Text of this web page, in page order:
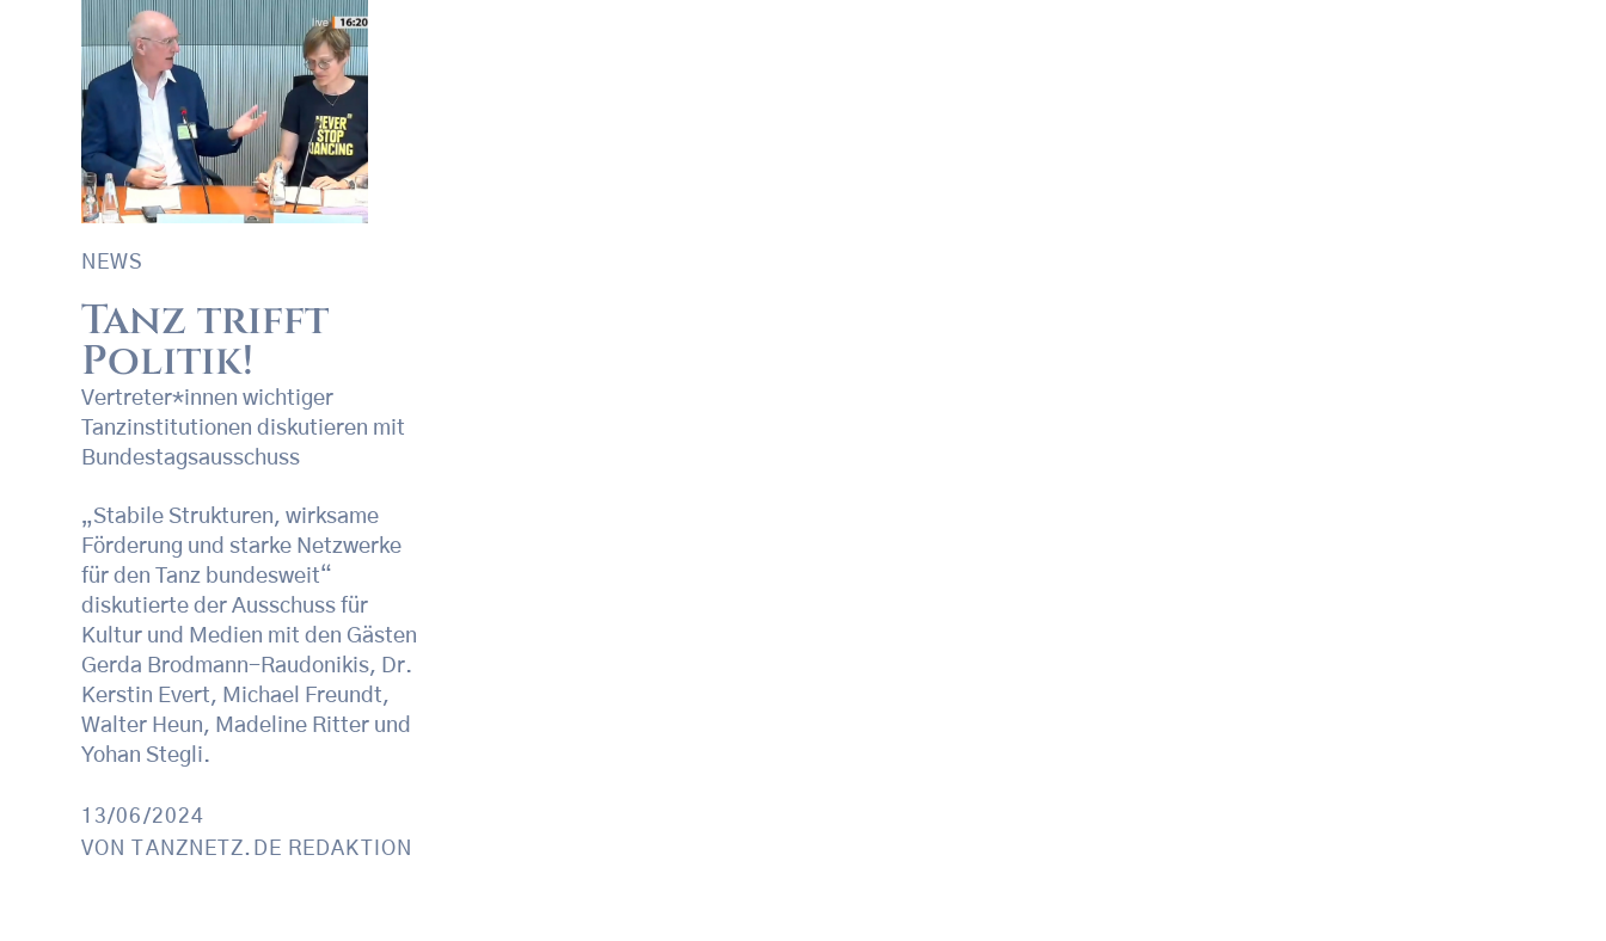
NEWS
Tanz trifft
Politik!
Vertreter*innen wichtiger
Tanzinstitutionen diskutieren mit
Bundestagsausschuss
„Stabile Strukturen, wirksame
Förderung und starke Netzwerke
für den Tanz bundesweit“
diskutierte der Ausschuss für
Kultur und Medien mit den Gästen
Gerda Brodmann-Raudonikis, Dr.
Kerstin Evert, Michael Freundt,
Walter Heun, Madeline Ritter und
Yohan Stegli.
13/06/2024
VON
TANZNETZ.DE REDAKTION